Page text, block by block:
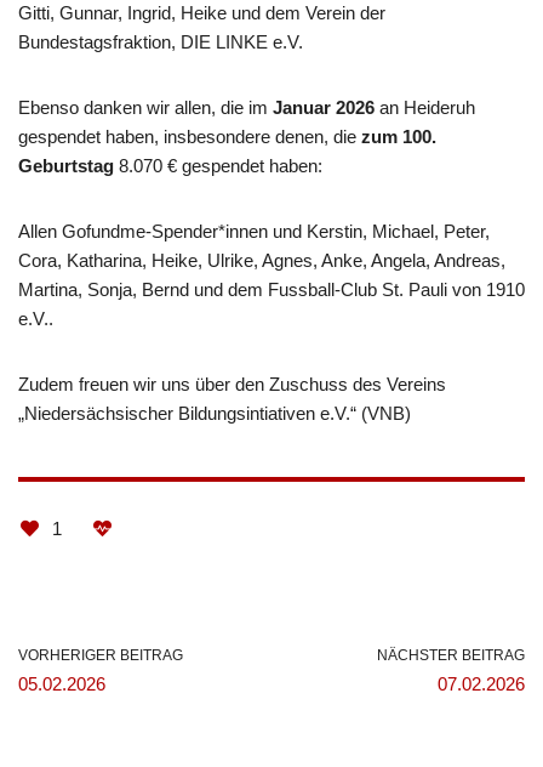
Gitti, Gunnar, Ingrid, Heike und dem Verein der
Bundestagsfraktion, DIE LINKE e.V.
Ebenso danken wir allen, die im Januar 2026 an Heideruh
gespendet haben, insbesondere denen, die zum 100.
Geburtstag 8.070 € gespendet haben:
Allen Gofundme-Spender*innen und Kerstin, Michael, Peter,
Cora, Katharina, Heike, Ulrike, Agnes, Anke, Angela, Andreas,
Martina, Sonja, Bernd und dem Fussball-Club St. Pauli von 1910
e.V..
Zudem freuen wir uns über den Zuschuss des Vereins
„Niedersächsischer Bildungsintiativen e.V.“ (VNB)
1
VORHERIGER BEITRAG
05.02.2026
NÄCHSTER BEITRAG
07.02.2026